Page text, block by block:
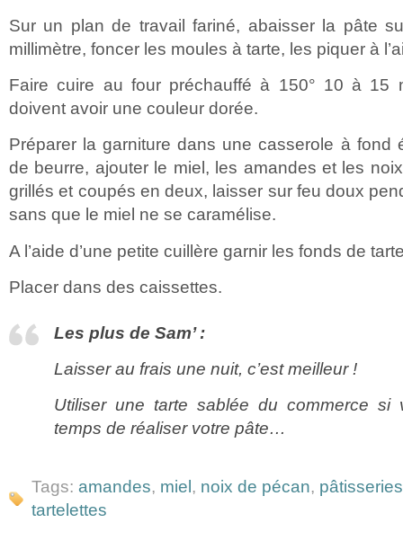
Sur un plan de travail fariné, abaisser la pâte
millimètre, foncer les moules à tarte, les piquer à
Faire cuire au four préchauffé à 150° 10 à 15
doivent avoir une couleur dorée.
Préparer la garniture dans une casserole à fond
de beurre, ajouter le miel, les amandes et les
grillés et coupés en deux, laisser sur feu doux
sans que le miel ne se caramélise.
A l’aide d’une petite cuillère garnir les fonds de
Placer dans des caissettes.
Les plus de Sam’ :
Laisser au frais une nuit, c’est meilleur !
Utiliser une tarte sablée du commerce si
temps de réaliser votre pâte…
Tags: amandes, miel , noix de pécan,
tartelettes